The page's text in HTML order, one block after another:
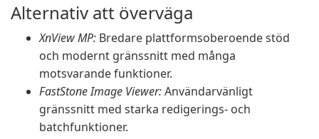
Alternativ att överväga
XnView MP: Bredare plattformsoberoende stöd
och modernt gränssnitt med många
motsvarande funktioner.
FastStone Image Viewer:Användarvänligt
gränssnitt med starka redigerings- och
batchfunktioner.